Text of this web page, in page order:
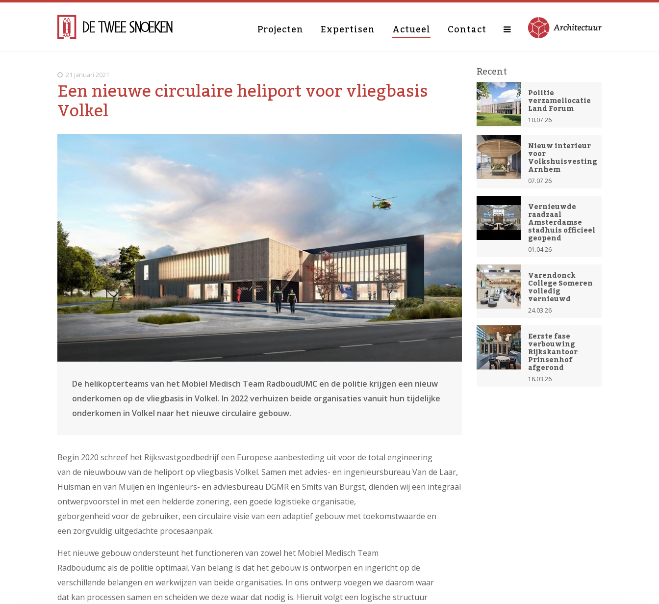
Projecten Expertisen Actueel Contact
21 januari 2021
Een nieuwe circulaire heliport voor vliegbasis
Volkel
De helikopterteams van het Mobiel Medisch Team RadboudUMC en de politie krijgen een nieuw
onderkomen op de vliegbasis in Volkel. In 2022 verhuizen beide organisaties vanuit hun tijdelijke
onderkomen in Volkel naar het nieuwe circulaire gebouw.
Begin 2020 schreef het Rijksvastgoedbedrijf een Europese aanbesteding uit voor de total engineering
van de nieuwbouw van de heliport op vliegbasis Volkel. Samen met advies- en ingenieursbureau Van de Laar,
Huisman en van Muijen en ingenieurs- en adviesbureau DGMR en Smits van Burgst, dienden wij een integraal
ontwerpvoorstel in met een helderde zonering, een goede logistieke organisatie,
geborgenheid voor de gebruiker, een circulaire visie van een adaptief gebouw met toekomstwaarde en
een zorgvuldig uitgedachte procesaanpak.
Het nieuwe gebouw ondersteunt het functioneren van zowel het Mobiel Medisch Team
Radboudumc als de politie optimaal. Van belang is dat het gebouw is ontworpen en ingericht op de
verschillende belangen en werkwijzen van beide organisaties. In ons ontwerp voegen we daarom waar
dat kan processen samen en scheiden we deze waar dat nodig is. Hieruit volgt een logische structuur
Recent
Politie
verzamellocatie
Land Forum
10.07.26
Nieuw interieur
voor
Volkshuisvesting
Arnhem
07.07.26
Vernieuwde
raadzaal
Amsterdamse
stadhuis officieel
geopend
01.04.26
Varendonck
College Someren
volledig
vernieuwd
24.03.26
Eerste fase
verbouwing
Rijkskantoor
Prinsenhof
afgerond
18.03.26